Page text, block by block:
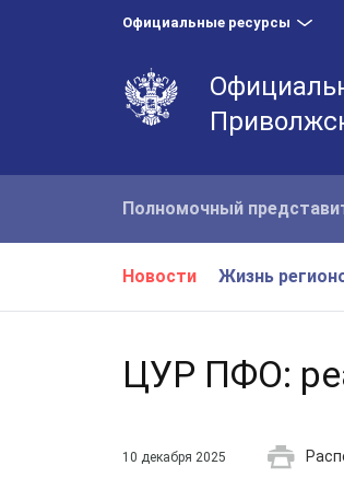
Официальные ресурсы
Полномочный
Новости Жизнь
ЦУР ПФО:
10 декабря 2025